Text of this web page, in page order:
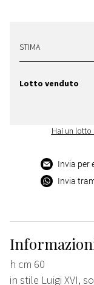
STIMA
Lotto venduto
Hai un lotto
Invia per
Invia
h cm 60
in stile Luigi XVI,